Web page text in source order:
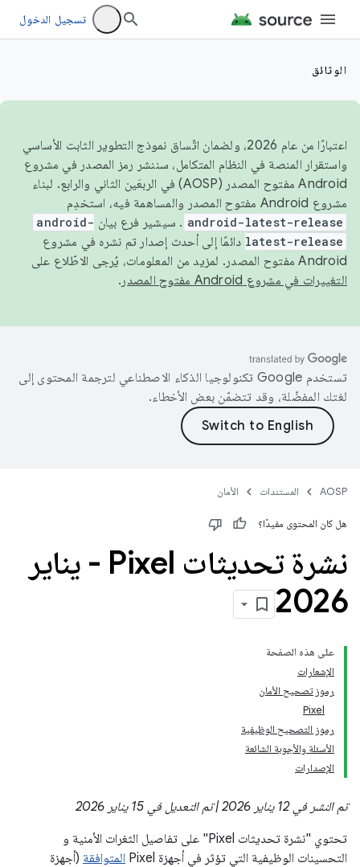
تسجيل الدخول
الوثائق
اعتبارًا من عام 2026، ولضمان اتّساق نموذج التطوير الثابت الأساسي
واستقرار المنصة في النظام المتكامل، سننشر رمز المصدر في مشروع
Android مفتوح المصدر (AOSP) في الربعَين الثاني والرابع. لبناء
مشروع Android مفتوح المصدر والمساهمة فيه، استخدِم
android-latest-release . سيشير فرع بيان android-
latest-release دائمًا إلى أحدث إصدار تم نشره في مشروع
Android مفتوح المصدر. لمزيد من المعلومات، يُرجى الاطّلاع على
التغييرات في مشروع Android مفتوح المصدر
.
تستخدم Google تكنولوجيا الذكاء الاصطناعي لترجمة المحتوى إلى
لغتك المفضّلة، وقد تتضمّن بعض الأخطاء.
AOSP المستندات الأمان
هل كان المحتوى مفيدًا؟
نشرة تحديثات Pixel‏ - يناير
2026
على هذه الصفحة
الإشعارات
رموز تصحيح الأمان
Pixel
رموز التصحيح الوظيفية
الأسئلة والأجوبة الشائعة
الإصدارات
تم النشر في 12 يناير 2026 | تم التعديل في 15 يناير 2026
تحتوي "نشرة تحديثات Pixel" على تفاصيل الثغرات الأمنية و
التحسينات الوظيفية التي تؤثر في أجهزة Pixel
المتوافقة (أجهزة